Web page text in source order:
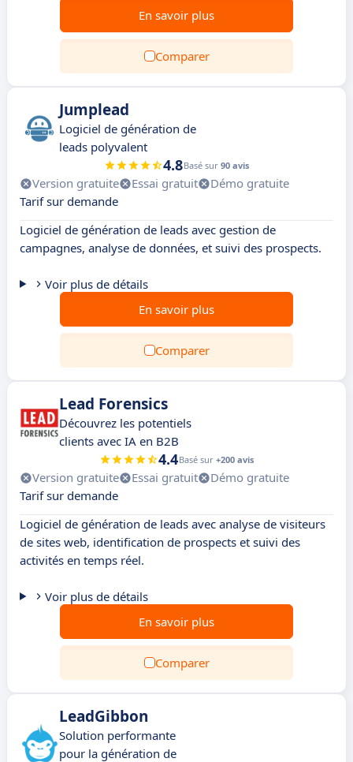
En savoir plus
Comparer
Jumplead
Logiciel de génération de
leads polyvalent
4.8Basé sur 90 avis
Version gratuite Essai gratuit
Démo gratuite
Tarif sur demande
Logiciel de génération de leads avec gestion de
campagnes, analyse de données, et suivi des prospects.
Voir plus de détails
En savoir plus
Comparer
Lead Forensics
Découvrez les potentiels
clients avec IA en B2B
4.4Basé sur +200 avis
Version gratuite Essai gratuit
Démo gratuite
Tarif sur demande
Logiciel de génération de leads avec analyse de visiteurs
de sites web, identification de prospects et suivi des
activités en temps réel.
Voir plus de détails
En savoir plus
Comparer
LeadGibbon
Solution performante
pour la génération de